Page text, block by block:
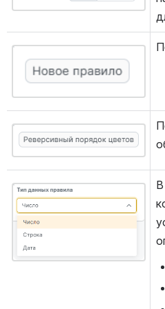
Открыть файл «»
Открыть файл «»